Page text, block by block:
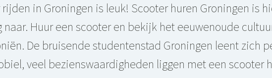
in Groningen is leuk! Scooter huren Groningen is
naar. Huur een scooter en bekijk het eeuwenoude
De bruisende studentenstad Groningen leent zich
veel bezienswaardigheden liggen met een scooter